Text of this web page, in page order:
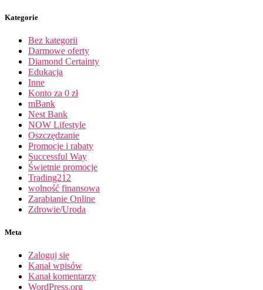
Kategorie
Bez kategorii
Darmowe oferty
Diamond Certainty
Edukacja
Inne
Konto za 0 zł
mBank
Nest Bank
NOW Lifestyle
Oszczędzanie
Promocje i rabaty
Successful Way
Świetnie promocje
Trading212
wolność finansowa
Zarabianie Online
Zdrowie/Uroda
Meta
Zaloguj się
Kanał wpisów
Kanał komentarzy
WordPress.org